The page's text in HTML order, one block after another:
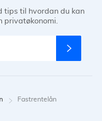
tips til hvordan du kan
privatøkonomi.
Fastrentelån